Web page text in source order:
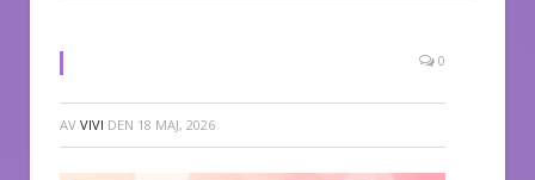
0
AV VIVI DEN 18 MAJ, 2026